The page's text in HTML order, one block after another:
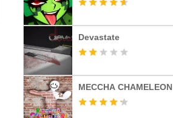
Devastate
MECCHA CHAMELEON